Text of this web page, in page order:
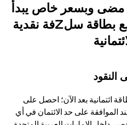
وبسعر خاص يبدأ
من 15%* سنويًا مع بطاقة سلZفة نقدية
ائتمانية بعد الآن؛ احصل على
الموافقة على حد الائتمان في أي